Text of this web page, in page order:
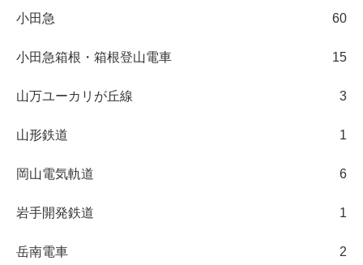
小田急 60
小田急箱根・箱根登山電車 15
山万ユーカリが丘線 3
山形鉄道 1
岡山電気軌道 6
岩手開発鉄道 1
岳南電車 2